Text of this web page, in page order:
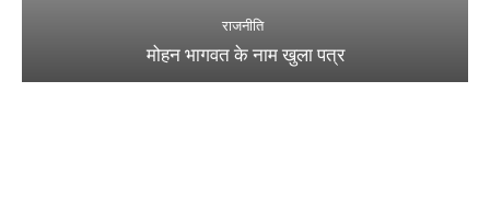
राजनीति
मोहन भागवत के नाम खुला पत्र